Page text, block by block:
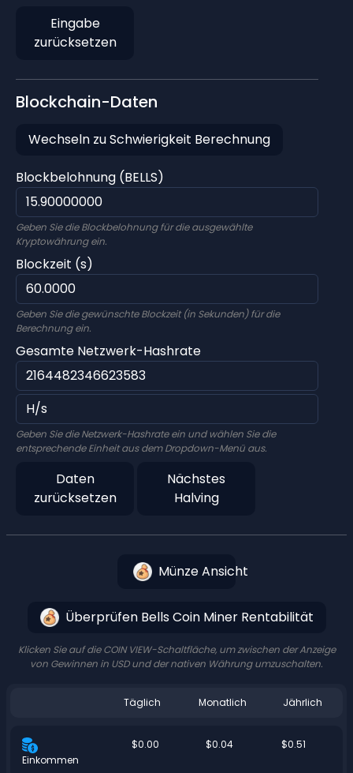
Eingabe
zurücksetzen
Blockchain-Daten
Wechseln zu Schwierigkeit Berechnung
Blockbelohnung (BELLS)
Geben Sie die Blockbelohnung für die ausgewählte
Kryptowährung ein.
Blockzeit (s)
Geben Sie die gewünschte Blockzeit (in Sekunden) für die
Berechnung ein.
Gesamte Netzwerk-Hashrate
Geben Sie die Netzwerk-Hashrate ein und wählen Sie die
entsprechende Einheit aus dem Dropdown-Menü aus.
Daten
zurücksetzen
Nächstes
Halving
Münze Ansicht
Überprüfen Bells Coin Miner Rentabilität
Klicken Sie auf die COIN VIEW-Schaltfläche, um zwischen der Anzeige
von Gewinnen in USD und der nativen Währung umzuschalten.
Täglich Monatlich Jährlich
Einkommen
$0.00 $0.04 $0.51